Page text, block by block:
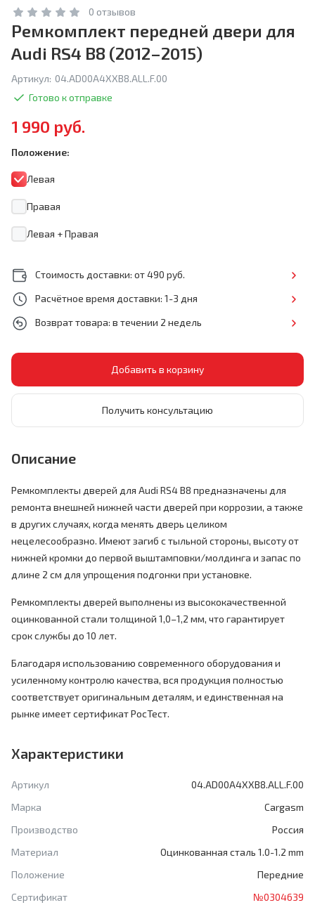
0 отзывов
Ремкомплект передней двери для
Audi RS4 B8 (2012–2015)
Артикул: 04.AD00A4XXB8.ALL.F.00
Готово к отправке
1 990 руб.
Положение:
Левая
Правая
Левая + Правая
Стоимость доставки: от 490 руб.
Расчётное время доставки: 1-3 дня
Возврат товара: в течении 2 недель
Получить консультацию
Описание
Ремкомплекты дверей для Audi RS4 B8 предназначены для
ремонта внешней нижней части дверей при коррозии, а также
в других случаях, когда менять дверь целиком
нецелесообразно. Имеют загиб с тыльной стороны, высоту от
нижней кромки до первой выштамповки/молдинга и запас по
длине 2 см для упрощения подгонки при установке.
Ремкомплекты дверей выполнены из высококачественной
оцинкованной стали толщиной 1,0–1,2 мм, что гарантирует
срок службы до 10 лет.
Благодаря использованию современного оборудования и
усиленному контролю качества, вся продукция полностью
соответствует оригинальным деталям, и единственная на
рынке имеет сертификат РосТест.
Характеристики
Артикул
04.AD00A4XXB8.ALL.F.00
Марка
Cargasm
Производство
Россия
Материал
Оцинкованная сталь 1.0-1.2 mm
Положение
Передние
Сертификат
№0304639